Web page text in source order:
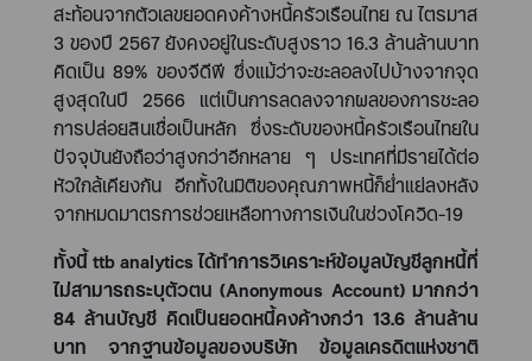
สะท้อนจากตัวเลขยอดคงค้างหนี้ครัวเรือนไทย ณ ไตรมาส
3 ของปี 2567 ยังคงอยู่ในระดับสูงราว16.3ล้านล้านบาท
คิดเป็น89% ของจีดีพี ซึ่งแม้ว่าจะชะลอลงไปบ้างจากจุด
สูงสุดในปี 2566 แต่เป็นการลดลงจากผลของการชะลอ
การปล่อยสินเชื่อเป็นหลัก ซึ่งระดับของหนี้ครัวเรือนไทยใน
ปัจจุบันยังถือว่าสูงกว่าอีกหลาย ๆ ประเทศที่มีรายได้ต่อ
หัวใกล้เคียงกัน อีกทั้งในมิติของคุณภาพหนี้ก็ย่ำแย่ลงหลัง
จากหมดมาตรการช่วยเหลือทางการเงินในช่วงโควิด-19
ทั้งนี้ ttb analyticsได้ทำการวิเคราะห์ข้อมูลบัญชีลูกหนี้ที่
ไม่สามารถระบุตัวตน (Anonymous Account) มากกว่า
84 ล้านบัญชี คิดเป็นยอดหนี้คงค้างกว่า 13.6 ล้านล้าน
บาท จากฐานข้อมูลของบริษัท ข้อมูลเครดิตแห่งชาติ